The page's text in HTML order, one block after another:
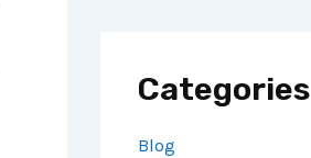
Categories
Blog